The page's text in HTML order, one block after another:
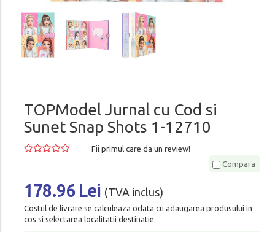
TOPModel Jurnal cu Cod si
Sunet Snap Shots 1-12710
Fii primul care da un review!
Compara
178.96 Lei (TVA inclus)
Costul de livrare se calculeaza odata cu adaugarea produsului in
cos si selectarea localitatii destinatie.